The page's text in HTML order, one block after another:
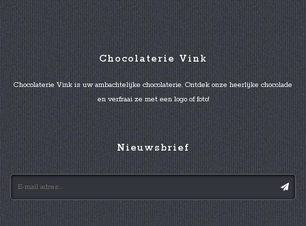
Chocolaterie Vink
Chocolaterie Vink is uw ambachtelijke chocolaterie. Ontdek onze heerlijke chocolade
en verfraai ze met een logo of foto!
Nieuwsbrief